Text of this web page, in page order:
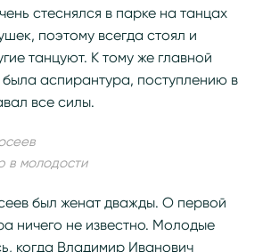
стеснялся в парке на танцах
поэтому всегда стоял и
танцуют. К тому же главной
была аспирантура, поступлению в
все силы.
в молодости
был женат дважды. О первой
ничего не известно. Молодые
когда Владимир Иванович